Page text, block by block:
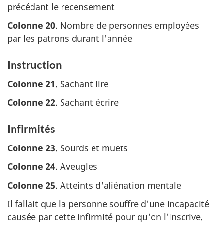
précédant le recensement
Colonne 20. Nombre de personnes employées
par les patrons durant l'année
Instruction
Colonne 21. Sachant lire
Colonne 22. Sachant écrire
Infirmités
Colonne 23. Sourds et muets
Colonne 24. Aveugles
Colonne 25. Atteints d'aliénation mentale
Il fallait que la personne souffre d'une incapacité
causée par cette infirmité pour qu'on l'inscrive.